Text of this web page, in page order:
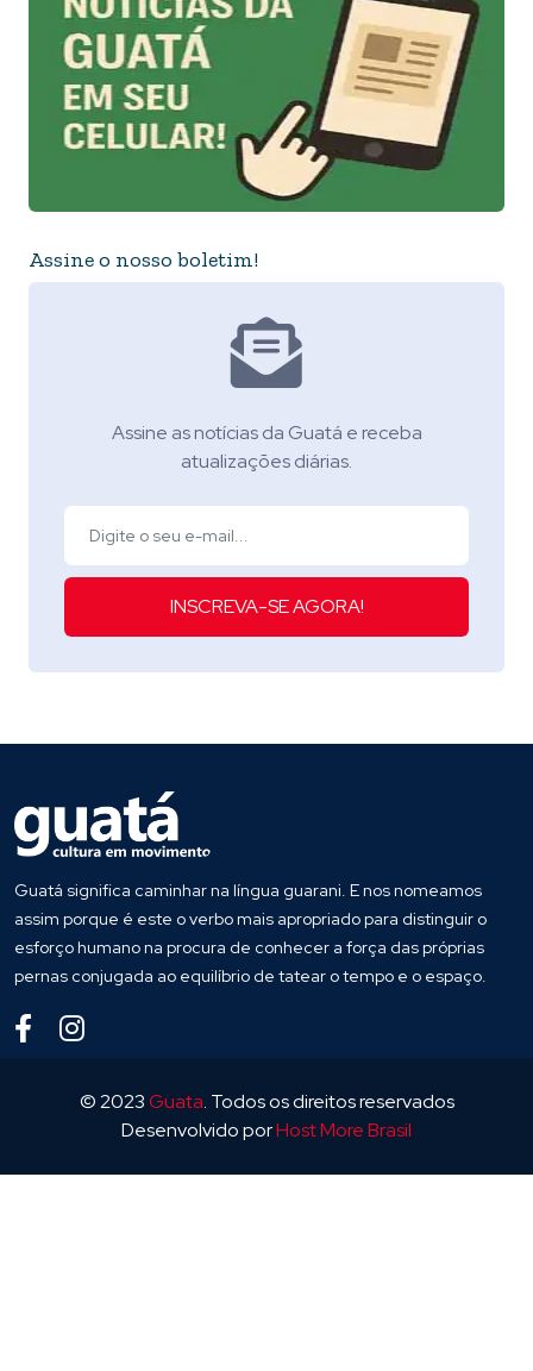
Assine o nosso boletim!
Assine as notícias da Guatá e receba
atualizações diárias.
INSCREVA-SE AGORA!
Guatá significa caminhar na língua guarani. E nos nomeamos
assim porque é este o verbo mais apropriado para distinguir o
esforço humano na procura de conhecer a força das próprias
pernas conjugada ao equilíbrio de tatear o tempo e o espaço.
© 2023Guata. Todos os direitos reservados
Desenvolvido porHost More Brasil